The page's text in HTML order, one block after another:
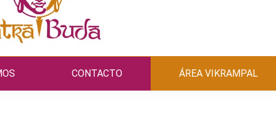
CONTACTO ÁREA VIKRAMPAL